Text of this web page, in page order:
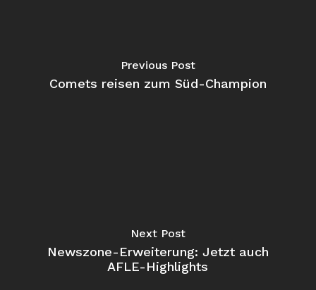
Previous Post
Comets reisen zum Süd-Champion
Next Post
Newszone-Erweiterung: Jetzt auch
AFLE-Highlights